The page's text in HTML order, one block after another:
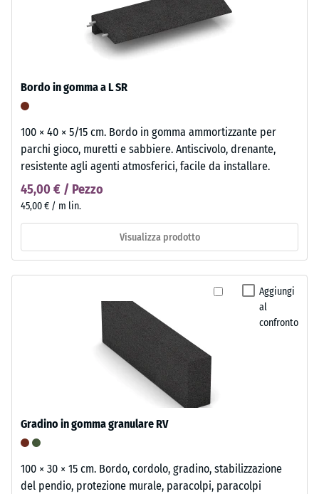
Bordo in gomma a L SR
100 × 40 × 5/15 cm. Bordo in gomma ammortizzante per
parchi gioco, muretti e sabbiere. Antiscivolo, drenante,
resistente agli agenti atmosferici, facile da installare.
45,00 € / Pezzo
45,00 € / m lin.
Visualizza prodotto
Aggiungi
al
confronto
Gradino in gomma granulare RV
100 × 30 × 15 cm. Bordo, cordolo, gradino, stabilizzazione
del pendio, protezione murale, paracolpi, paracolpi